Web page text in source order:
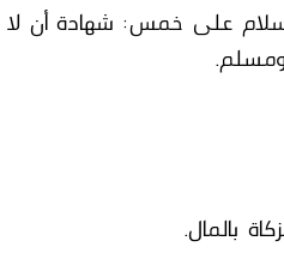
على خمس: شهادة أن لا
ومسلم.
بالمال.